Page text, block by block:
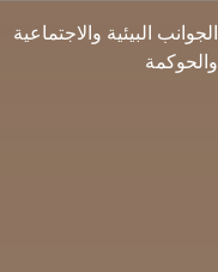
الجوانب البيئية والاجتماعية
والحوكمة